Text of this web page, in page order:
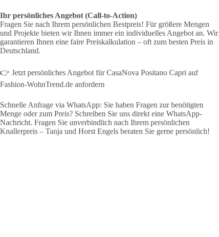
Ihr persönliches Angebot (Call-to-Action)
Fragen Sie nach Ihrem persönlichen Bestpreis! Für größere Mengen
und Projekte bieten wir Ihnen immer ein individuelles Angebot an. Wir
garantieren Ihnen eine faire Preiskalkulation – oft zum besten Preis in
Deutschland.
👉 Jetzt persönliches Angebot für CasaNova Positano Capri auf
Fashion-WohnTrend.de anfordern
Schnelle Anfrage via WhatsApp: Sie haben Fragen zur benötigten
Menge oder zum Preis? Schreiben Sie uns direkt eine WhatsApp-
Nachricht. Fragen Sie unverbindlich nach Ihrem persönlichen
Knallerpreis – Tanja und Horst Engels beraten Sie gerne persönlich!